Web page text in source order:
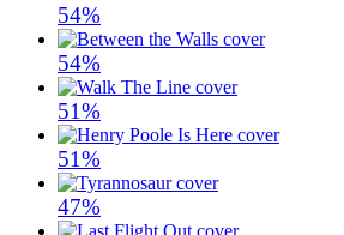
54%
54%
51%
51%
47%